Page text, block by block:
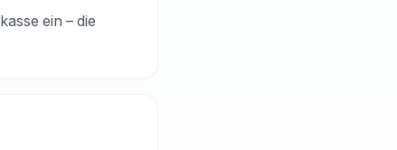
ein – die